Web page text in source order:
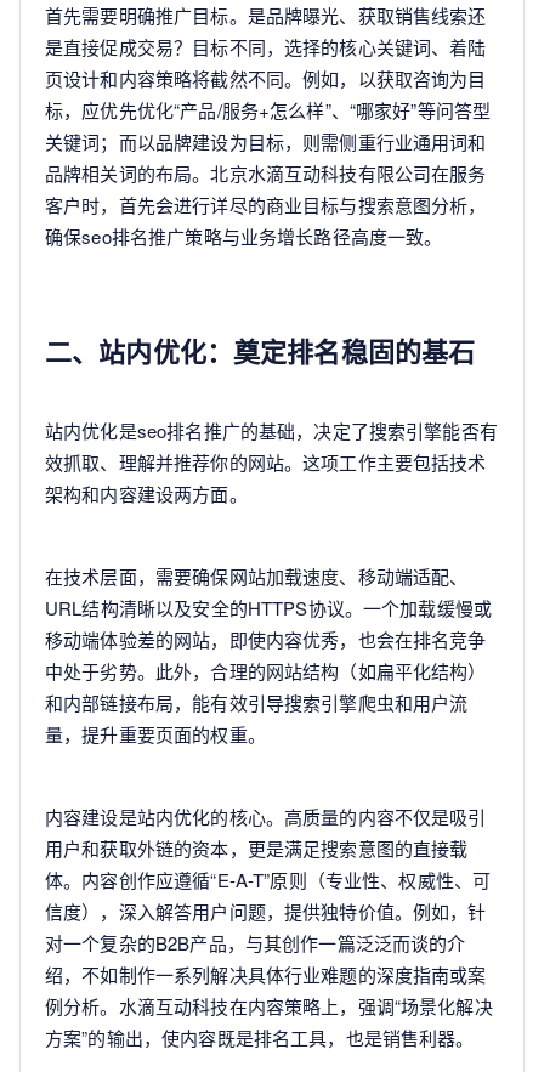
首先需要明确推广目标。是品牌曝光、获取销售线索还
是直接促成交易？目标不同，选择的核心关键词、着陆
页设计和内容策略将截然不同。例如，以获取咨询为目
标，应优先优化“产品/服务+怎么样”、“哪家好”等问答型
关键词；而以品牌建设为目标，则需侧重行业通用词和
品牌相关词的布局。北京水滴互动科技有限公司在服务
客户时，首先会进行详尽的商业目标与搜索意图分析，
确保seo排名推广策略与业务增长路径高度一致。
二、站内优化：奠定排名稳固的基石
站内优化是seo排名推广的基础，决定了搜索引擎能否有
效抓取、理解并推荐你的网站。这项工作主要包括技术
架构和内容建设两方面。
在技术层面，需要确保网站加载速度、移动端适配、
URL结构清晰以及安全的HTTPS协议。一个加载缓慢或
移动端体验差的网站，即使内容优秀，也会在排名竞争
中处于劣势。此外，合理的网站结构（如扁平化结构）
和内部链接布局，能有效引导搜索引擎爬虫和用户流
量，提升重要页面的权重。
内容建设是站内优化的核心。高质量的内容不仅是吸引
用户和获取外链的资本，更是满足搜索意图的直接载
体。内容创作应遵循“E-A-T”原则（专业性、权威性、可
信度），深入解答用户问题，提供独特价值。例如，针
对一个复杂的B2B产品，与其创作一篇泛泛而谈的介
绍，不如制作一系列解决具体行业难题的深度指南或案
例分析。水滴互动科技在内容策略上，强调“场景化解决
方案”的输出，使内容既是排名工具，也是销售利器。